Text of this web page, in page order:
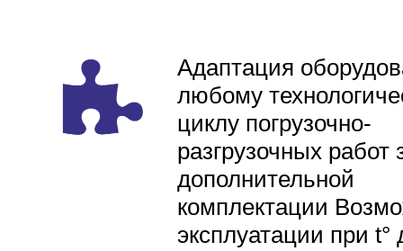
Адаптация
любому
циклу погрузочно-
разгрузочных работ
дополнительной
комплектации
эксплуатации при t°